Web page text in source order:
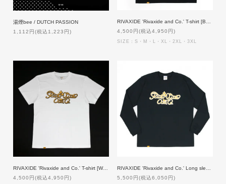
湯煙bee / DUTCH PASSION
1,112円(税込1,223円)
4,500円(税込4,950円)
SIZE：S・M・L・XL・2XL・3XL
RIVAXIDE 'Rivaxide and Co.' T-shirt [WHITE]
4,500円(税込4,950円)
5,500円(税込6,050円)